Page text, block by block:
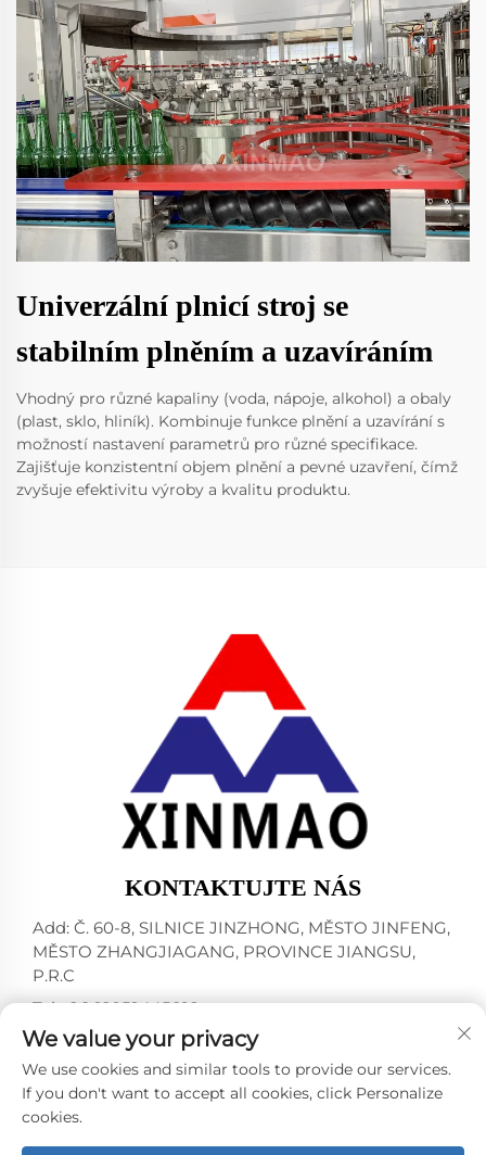
Univerzální plnicí stroj se
stabilním plněním a uzavíráním
Vhodný pro různé kapaliny (voda, nápoje, alkohol) a obaly
(plast, sklo, hliník). Kombinuje funkce plnění a uzavírání s
možností nastavení parametrů pro různé specifikace.
Zajišťuje konzistentní objem plnění a pevné uzavření, čímž
zvyšuje efektivitu výroby a kvalitu produktu.
KONTAKTUJTE NÁS
Add: Č. 60-8, SILNICE JINZHONG, MĚSTO JINFENG,
MĚSTO ZHANGJIAGANG, PROVINCE JIANGSU,
P.R.C
Tel:+86-18952445692
E-mail: [email protected]
Všechna práva vyhrazena © 2024 ZHANGJIAGANG CITY
XINMAO DRINK MACHINERY CO.,LTD. -Zásady
We value your privacy
We use cookies and similar tools to provide our services.
If you don't want to accept all cookies, click Personalize
cookies.